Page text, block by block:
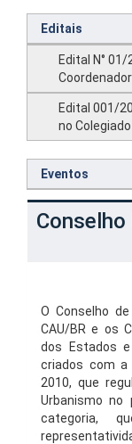
Editais
Edital N°
Coordenador
Edital 001/
no
Eventos
O Conselho
CAU/BR e os
dos Estados
criados com a
2010, que
Urbanismo no
categoria,